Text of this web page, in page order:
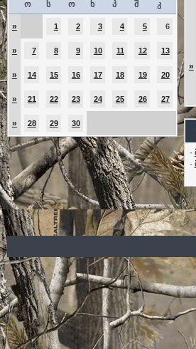
ო ს ო ხ პ შ კ
» 1 2 3 4 5 6
» 7 8 9 10 11 12 13
» 14 15 16 17 18 19 20
» 21 22 23 24 25 26 27
» 28 29 30
»
·
·